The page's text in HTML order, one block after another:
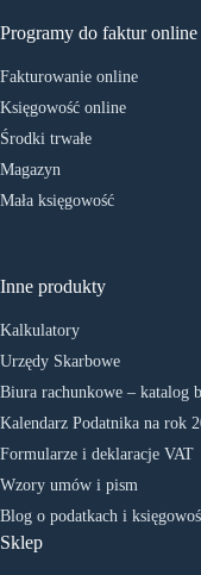
Programy do faktur
Fakturowanie online
Księgowość online
Środki trwałe
Magazyn
Mała księgowość
Inne produkty
Kalkulatory
Urzędy Skarbowe
Biura rachunkowe – katalog
Kalendarz Podatnika na rok
Formularze i deklaracje VAT
Wzory umów i pism
Blog o podatkach i
Sklep